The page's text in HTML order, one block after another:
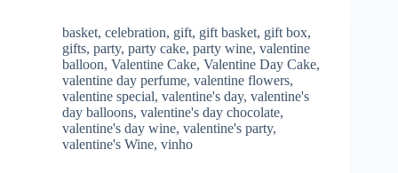
basket, celebration, gift, gift basket, gift box,
gifts, party, party cake, party wine, valentine
balloon, Valentine Cake, Valentine Day Cake,
valentine day perfume, valentine flowers,
valentine special, valentine's day, valentine's
day balloons, valentine's day chocolate,
valentine's day wine, valentine's party,
valentine's Wine, vinho